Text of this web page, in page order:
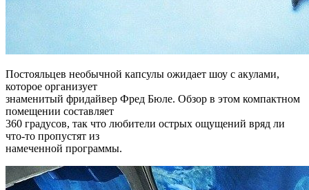
Постояльцев необычной капсулы ожидает шоу с акулами,
которое организует
знаменитый фридайвер Фред Бюле. Обзор в этом компактном
помещении составляет
360 градусов, так что любители острых ощущений вряд ли
что-то пропустят из
намеченной программы.